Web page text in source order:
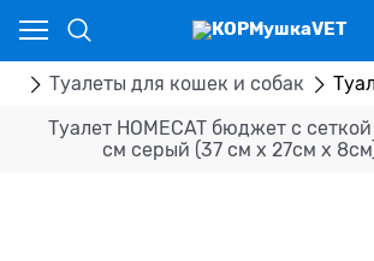
Туалеты для кошек и собак
Туалет HOMECAT бюджет с
см серый (37 см х 27см х
Ваш город - Костанай,
угадали?